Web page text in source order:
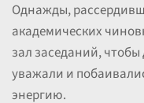
Однажды,
академических
зал заседаний, чтобы
уважали и
энергию.